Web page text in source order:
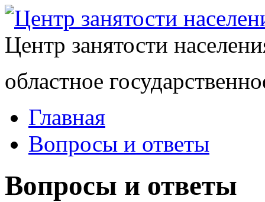
Центр занятости
областное
Главная
Вопросы и ответы
Вопросы и ответы